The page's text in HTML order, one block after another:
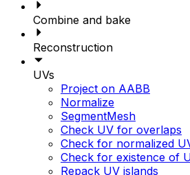
Combine and bake
Reconstruction
UVs
Project on AABB
Normalize
SegmentMesh
Check UV for overlaps
Check for normalized
Check for existence of
Repack UV islands